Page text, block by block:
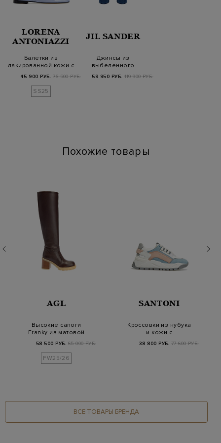
LORENA
ANTONIAZZI
Балетки из
лакированной кожи с
трикотажной деталью
лам…
45 900 РУБ. 76 500 РУБ.
SS25
JIL SANDER
Джинсы из
выбеленного
японского денима с
нашивкой на п…
59 950 РУБ. 119 900 РУБ.
Похожие товары
AGL
Высокие сапоги
Franky из матовой
кожи
58 500 РУБ. 65 000 РУБ.
FW25/26
SANTONI
Кроссовки из нубука
и кожи с
подошвой
38 800 РУБ. 77 600 РУБ.
ВСЕ ТОВАРЫ БРЕНДА